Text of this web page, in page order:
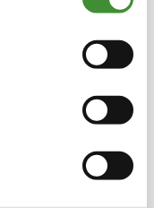
son ahora
un
temperaturas
afirman que
a 350 ppm si
de la FAO
¿no?